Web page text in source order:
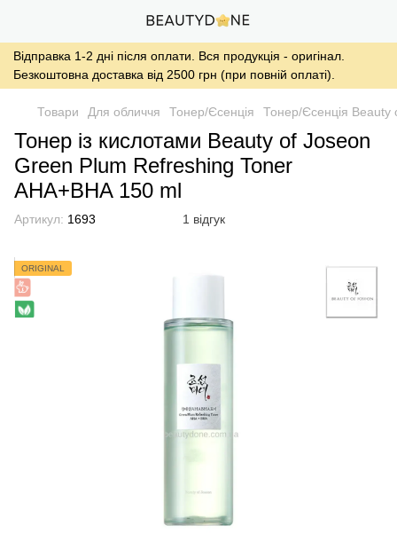
Відправка 1-2 дні після оплати. Вся продукція - оригінал.
Безкоштовна доставка від 2500 грн (при повній оплаті).
Товари Для обличчя Тонер/Єсенція Тонер/Єсенція Beauty
Тонер із кислотами Beauty of Joseon
Green Plum Refreshing Toner
AHA+BHA 150 ml
Артикул: 1693 1 відгук
ORIGINAL